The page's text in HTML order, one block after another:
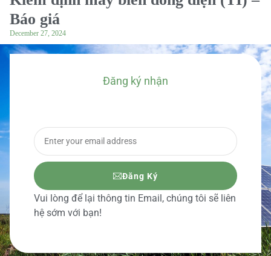
Báo giá
December 27, 2024
Đăng ký nhận
Đăng Ký
Vui lòng để lại thông tin Email, chúng tôi sẽ liên
hệ sớm với bạn!